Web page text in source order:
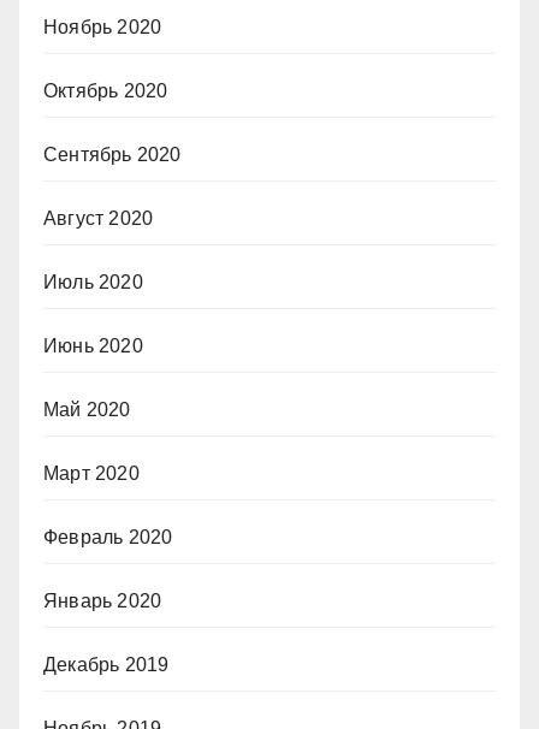
Ноябрь 2020
Октябрь 2020
Сентябрь 2020
Август 2020
Июль 2020
Июнь 2020
Май 2020
Март 2020
Февраль 2020
Январь 2020
Декабрь 2019